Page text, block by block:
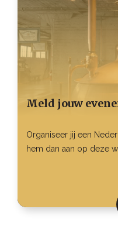
Meld jouw
Organiseer jij een
hem dan aan op deze